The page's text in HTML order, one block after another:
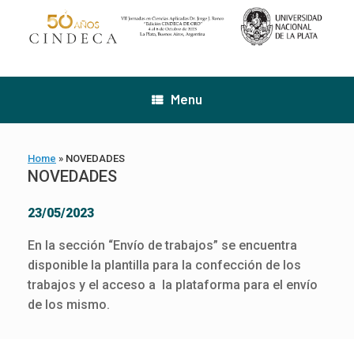
content
Menu
Home » NOVEDADES
NOVEDADES
23/05/2023
En la sección “Envío de trabajos” se encuentra
disponible la plantilla para la confección de los
trabajos y el acceso a la plataforma para el envío
de los mismo.